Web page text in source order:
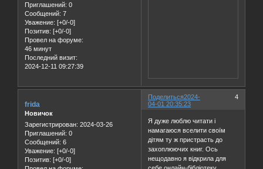
Приглашений: 0
Сообщений: 7
Уважение: [+0/-0]
Позитив: [+0/-0]
Провел на форуме:
46 минут
Последний визит:
2024-12-11 09:27:39
Поделиться 4
2024-
04-01 20:35:23
frida
Новичок
Зарегистрирован: 2024-03-26
Приглашений: 0
Сообщений: 6
Уважение: [+0/-0]
Позитив: [+0/-0]
Я дуже люблю читати і
намагаюся вселити своїм
дітям ту ж пристрасть до
захоплюючих книг. Ось
нещодавно я відкрила для